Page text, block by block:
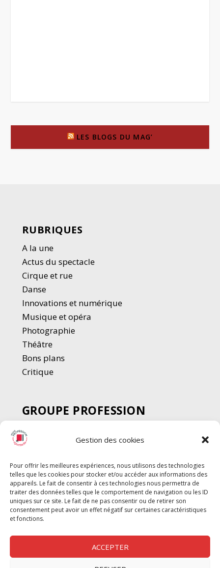
Gestion des cookies
Pour offrir les meilleures expériences, nous utilisons des technologies
telles que les cookies pour stocker et/ou accéder aux informations des
appareils. Le fait de consentir à ces technologies nous permettra de
traiter des données telles que le comportement de navigation ou les ID
uniques sur ce site. Le fait de ne pas consentir ou de retirer son
consentement peut avoir un effet négatif sur certaines caractéristiques
et fonctions.
ACCEPTER
LES BLOGS DU MAG’
RUBRIQUES
A la une
Actus du spectacle
Cirque et rue
Danse
Innovations et numérique
Musique et opéra
Photographie
Théâtre
Bons plans
Critique
GROUPE PROFESSION
SPECTACLE
Chèque Intermittents
Chèque Compta
Chèque Emploi Spectacle
G-Pods
Profession Audio-visuel